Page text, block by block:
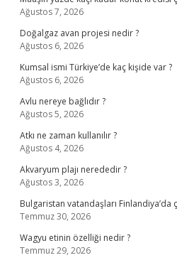
Ağustos 7, 2026
Doğalgaz avan projesi nedir ?
Ağustos 6, 2026
Kumsal ismi Türkiye’de kaç kişide var ?
Ağustos 6, 2026
Avlu nereye bağlıdır ?
Ağustos 5, 2026
Atkı ne zaman kullanılır ?
Ağustos 4, 2026
Akvaryum plajı nerededir ?
Ağustos 3, 2026
Bulgaristan vatandaşları Finlandiya’da
Temmuz 30, 2026
Wagyu etinin özelliği nedir ?
Temmuz 29, 2026